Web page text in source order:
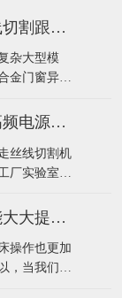
精密中走丝线切割机床调线切割跟踪速度的调节原则
杂大型模
金门窗异形
齿轮及上下
缠绕在主轴
等硬脆材料
中走丝线切割机床自适应高频电源系统
丝线切割机
厂实验室试
参数是不能
制的。最终
走丝线切割
工件的厚
科学的数控铣床保养方法能大大提高其使用寿命
操作也更加
，当我们用